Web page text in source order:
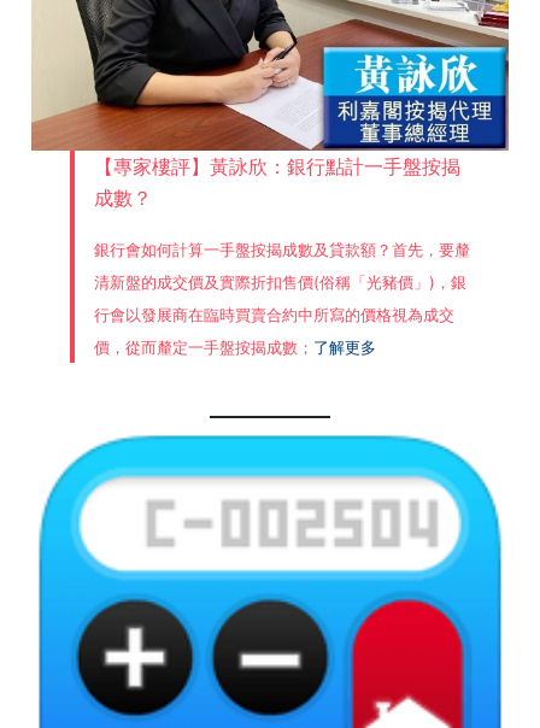
【專家樓評】黃詠欣：銀行點計一手盤按揭
成數？
銀行會如何計算一手盤按揭成數及貸款額？首先，要釐
清新盤的成交價及實際折扣售價(俗稱「光豬價」)，銀
行會以發展商在臨時買賣合約中所寫的價格視為成交
價，從而釐定一手盤按揭成數； 了解更多